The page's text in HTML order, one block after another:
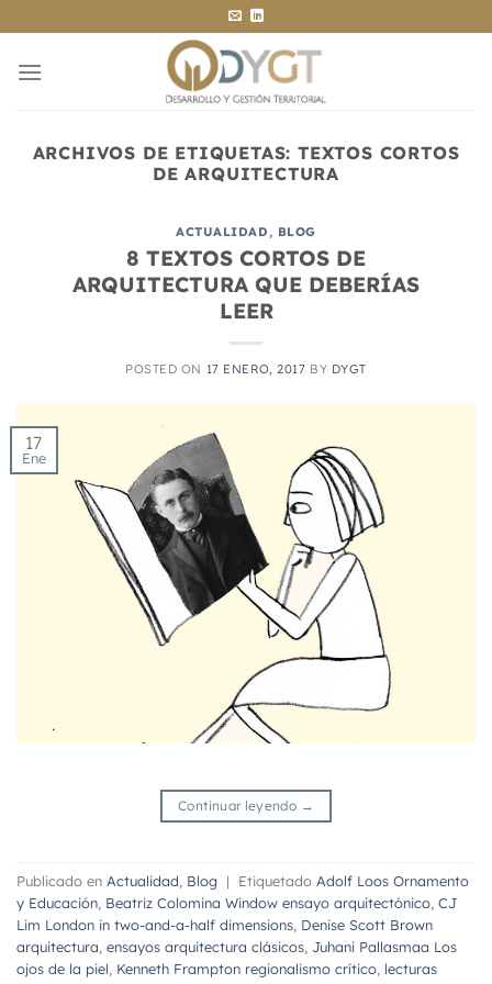
al
contenido
ARCHIVOS DE ETIQUETAS: TEXTOS CORTOS
DE ARQUITECTURA
ACTUALIDAD, BLOG
8 TEXTOS CORTOS DE
ARQUITECTURA QUE DEBERÍAS
LEER
POSTED ON 17 ENERO, 2017 BY DYGT
17
Ene
Continuar leyendo →
Publicado en Actualidad, Blog | Etiquetado Adolf Loos Ornamento
y Educación, Beatriz Colomina Window ensayo arquitectónico, CJ
Lim London in two-and-a-half dimensions, Denise Scott Brown
arquitectura, ensayos arquitectura clásicos, Juhani Pallasmaa Los
ojos de la piel, Kenneth Frampton regionalismo crítico, lecturas